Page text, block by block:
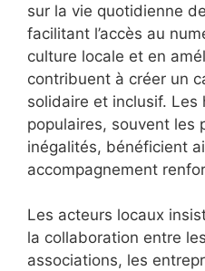
sur la vie quotidienne
facilitant l’accès au
culture locale et en
contribuent à créer un
solidaire et inclusif.
populaires, souvent les
inégalités, bénéficient
accompagnement
Les acteurs locaux
la collaboration entre
associations, les